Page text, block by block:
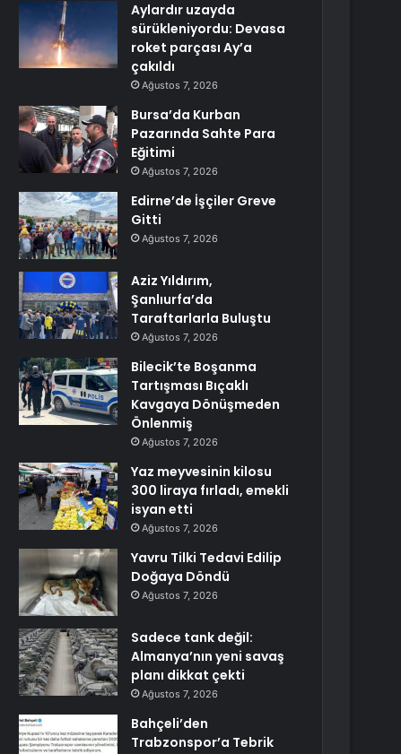
Aylardır uzayda
sürükleniyordu: Devasa
roket parçası Ay’a
çakıldı
Ağustos 7, 2026
Bursa’da Kurban
Pazarında Sahte Para
Eğitimi
Ağustos 7, 2026
Edirne’de İşçiler Greve
Gitti
Ağustos 7, 2026
Aziz Yıldırım,
Şanlıurfa’da
Taraftarlarla Buluştu
Ağustos 7, 2026
Bilecik’te Boşanma
Tartışması Bıçaklı
Kavgaya Dönüşmeden
Önlenmiş
Ağustos 7, 2026
Yaz meyvesinin kilosu
300 liraya fırladı, emekli
isyan etti
Ağustos 7, 2026
Yavru Tilki Tedavi Edilip
Doğaya Döndü
Ağustos 7, 2026
Sadece tank değil:
Almanya’nın yeni savaş
planı dikkat çekti
Ağustos 7, 2026
Bahçeli’den
Trabzonspor’a Tebrik